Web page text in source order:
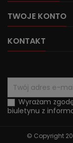
TWOJE KONTO
KONTAKT
Wyrażam
biuletynu z
© Copyright